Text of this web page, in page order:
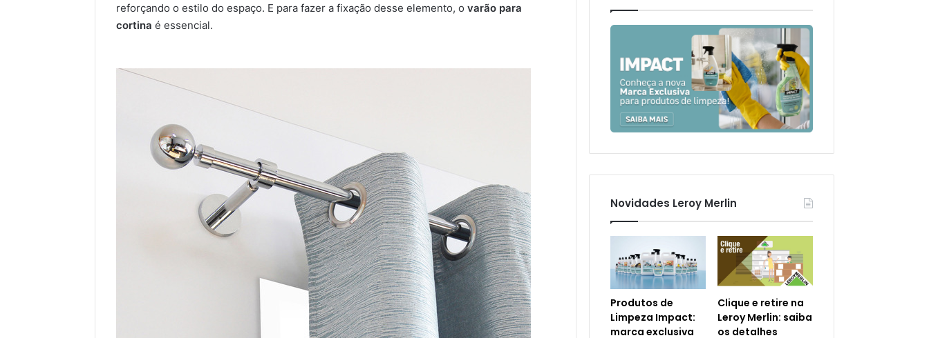
reforçando o estilo do espaço. E para fazer a fixação desse elemento, o varão para
cortina é essencial.
Novidades Leroy Merlin
Produtos de
Limpeza Impact:
marca exclusiva
Clique e retire na
Leroy Merlin: saiba
os detalhes